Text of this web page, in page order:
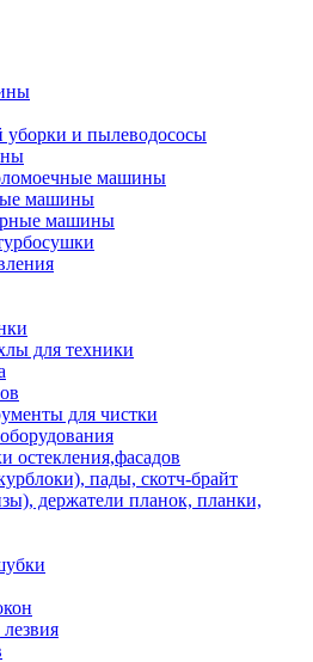
уборки и пылеводососы
машины
машины
машины
для техники
для чистки
остекления,фасадов
пады, скотч-брайт
держатели планок, планки,